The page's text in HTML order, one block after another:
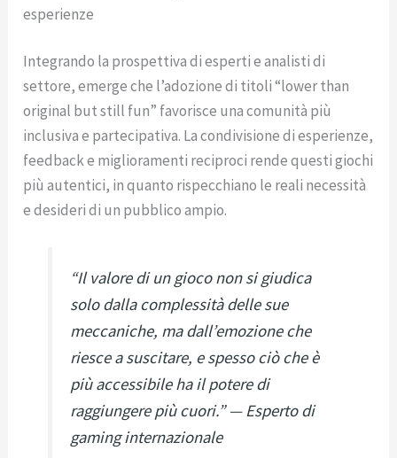
esperienze
Integrando la prospettiva di esperti e analisti di
settore, emerge che l’adozione di titoli “lower than
original but still fun” favorisce una comunità più
inclusiva e partecipativa. La condivisione di esperienze,
feedback e miglioramenti reciproci rende questi giochi
più autentici, in quanto rispecchiano le reali necessità
e desideri di un pubblico ampio.
“Il valore di un gioco non si giudica
solo dalla complessità delle sue
meccaniche, ma dall’emozione che
riesce a suscitare, e spesso ciò che è
più accessibile ha il potere di
raggiungere più cuori.” — Esperto di
gaming internazionale